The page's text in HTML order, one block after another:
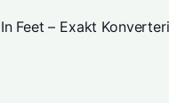
Feet – Exakt